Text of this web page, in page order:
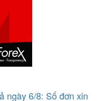
ngày 6/8: Số đơn xin